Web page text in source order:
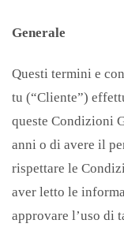
Generale
Questi termini e
tu (“Cliente”)
queste Condizioni
anni o di avere il
rispettare le
aver letto le
approvare l’uso di